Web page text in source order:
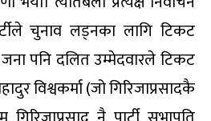
चुनाव लड्नका लागि टिकट
पनि दलित उम्मेदवारले टिकट
विश्वकर्मा (जो गिरिजाप्रसादकै